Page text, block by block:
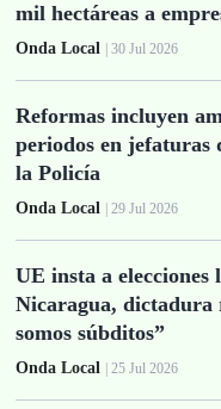
mil hectáreas a
Onda Local | 30 Jul 2026
Reformas incluyen
periodos en jefaturas
la Policía
Onda Local | 29 Jul 2026
UE insta a elecciones
Nicaragua, dictadura
somos súbditos”
Onda Local | 25 Jul 2026